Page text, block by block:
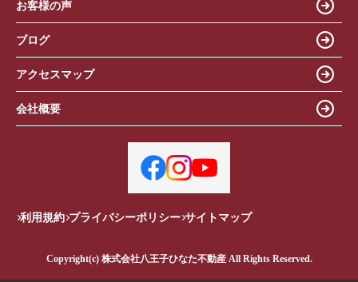
お客様の声
ブログ
アクセスマップ
会社概要
利用規約 プライバシーポリシー サイトマップ
Copyright(c) 株式会社八王子ひなた不動産 All Rights Reserved.